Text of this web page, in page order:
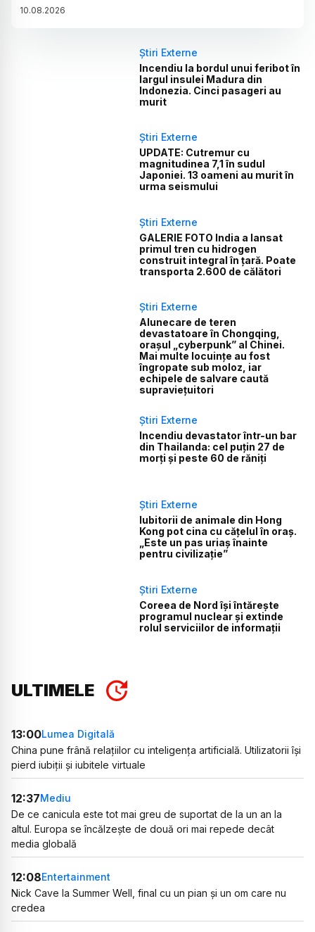
10.08.2026
Știri Externe
Incendiu la bordul unui feribot în
largul insulei Madura din
Indonezia. Cinci pasageri au
murit
Știri Externe
UPDATE: Cutremur cu
magnitudinea 7,1 în sudul
Japoniei. 13 oameni au murit în
urma seismului
Știri Externe
GALERIE FOTO India a lansat
primul tren cu hidrogen
construit integral în țară. Poate
transporta 2.600 de călători
Știri Externe
Alunecare de teren
devastatoare în Chongqing,
orașul „cyberpunk” al Chinei.
Mai multe locuințe au fost
îngropate sub moloz, iar
echipele de salvare caută
supraviețuitori
Știri Externe
Incendiu devastator într-un bar
din Thailanda: cel puțin 27 de
morți și peste 60 de răniți
Știri Externe
Iubitorii de animale din Hong
Kong pot cina cu cățelul în oraș.
„Este un pas uriaș înainte
pentru civilizație”
Știri Externe
Coreea de Nord își întărește
programul nuclear și extinde
rolul serviciilor de informații
ULTIMELE
13:00Lumea Digitală
China pune frână relațiilor cu inteligența artificială. Utilizatorii își
pierd iubiții și iubitele virtuale
12:37Mediu
De ce canicula este tot mai greu de suportat de la un an la
altul. Europa se încălzește de două ori mai repede decât
media globală
12:08Entertainment
Nick Cave la Summer Well, final cu un pian și un om care nu
credea